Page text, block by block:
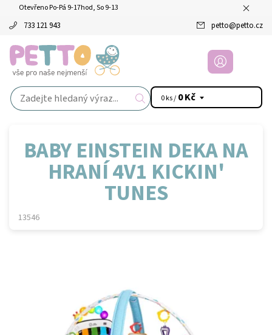
Otevřeno Po-Pá 9-17hod, So 9-13
733 121 943 petto@petto.cz
0 ks / 0 Kč
BABY EINSTEIN DEKA NA
HRANÍ 4V1 KICKIN'
TUNES
13546